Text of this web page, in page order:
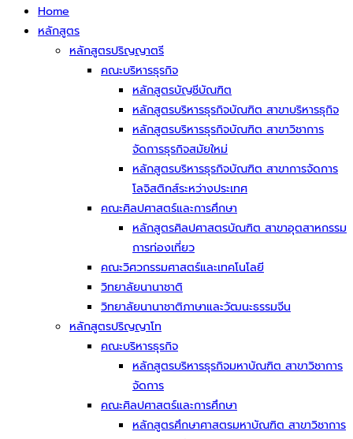
Home
หลักสูตร
หลักสูตรปริญญาตรี
คณะบริหารธุรกิจ
หลักสูตรบัญชีบัณฑิต
หลักสูตรบริหารธุรกิจบัณฑิต สาขาบริหารธุกิจ
หลักสูตรบริหารธุรกิจบัณฑิต สาขาวิชาการ
จัดการธุรกิจสมัยใหม่
หลักสูตรบริหารธุรกิจบัณฑิต สาขาการจัดการ
โลจิสติกส์ระหว่างประเทศ
คณะศิลปศาสตร์และการศึกษา
หลักสูตรศิลปศาสตรบัณฑิต สาขาอุตสาหกรรม
การท่องเที่ยว
คณะวิศวกรรมศาสตร์และเทคโนโลยี
วิทยาลัยนานาชาติ
วิทยาลัยนานาชาติภาษาและวัฒนะธรรมจีน
หลักสูตรปริญญาโท
คณะบริหารธุรกิจ
หลักสูตรบริหารธุรกิจมหาบัณฑิต สาขาวิชาการ
จัดการ
คณะศิลปศาสตร์และการศึกษา
หลักสูตรศึกษาศาสตรมหาบัณฑิต สาขาวิชาการ